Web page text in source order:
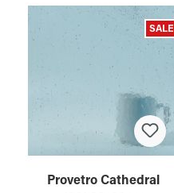
SALE
Provetro Cathedral